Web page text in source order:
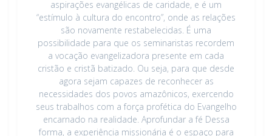
aspirações evangélicas de caridade, e é um
“estímulo à cultura do encontro”, onde as relações
são novamente restabelecidas. É uma
possibilidade para que os seminaristas recordem
a vocação evangelizadora presente em cada
cristão e cristã batizado. Ou seja, para que desde
agora sejam capazes de reconhecer as
necessidades dos povos amazônicos, exercendo
seus trabalhos com a força profética do Evangelho
encarnado na realidade. Aprofundar a fé Dessa
forma, a experiência missionária é o espaço para